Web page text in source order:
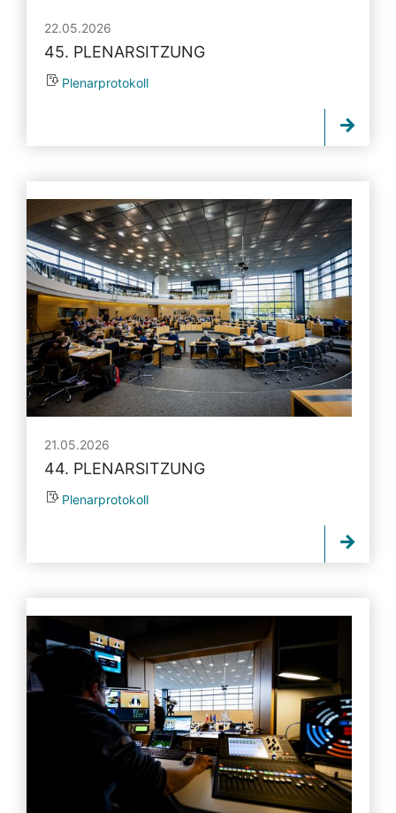
22.05.2026
45. PLENARSITZUNG
Plenarprotokoll
21.05.2026
44. PLENARSITZUNG
Plenarprotokoll